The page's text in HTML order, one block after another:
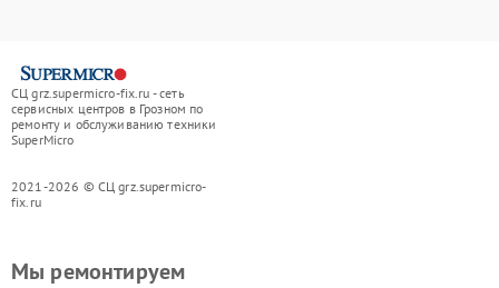
СЦ grz.supermicro-fix.ru - сеть
сервисных центров в Грозном по
ремонту и обслуживанию техники
SuperMicro
2021-2026 © СЦ grz.supermicro-
fix.ru
Мы ремонтируем